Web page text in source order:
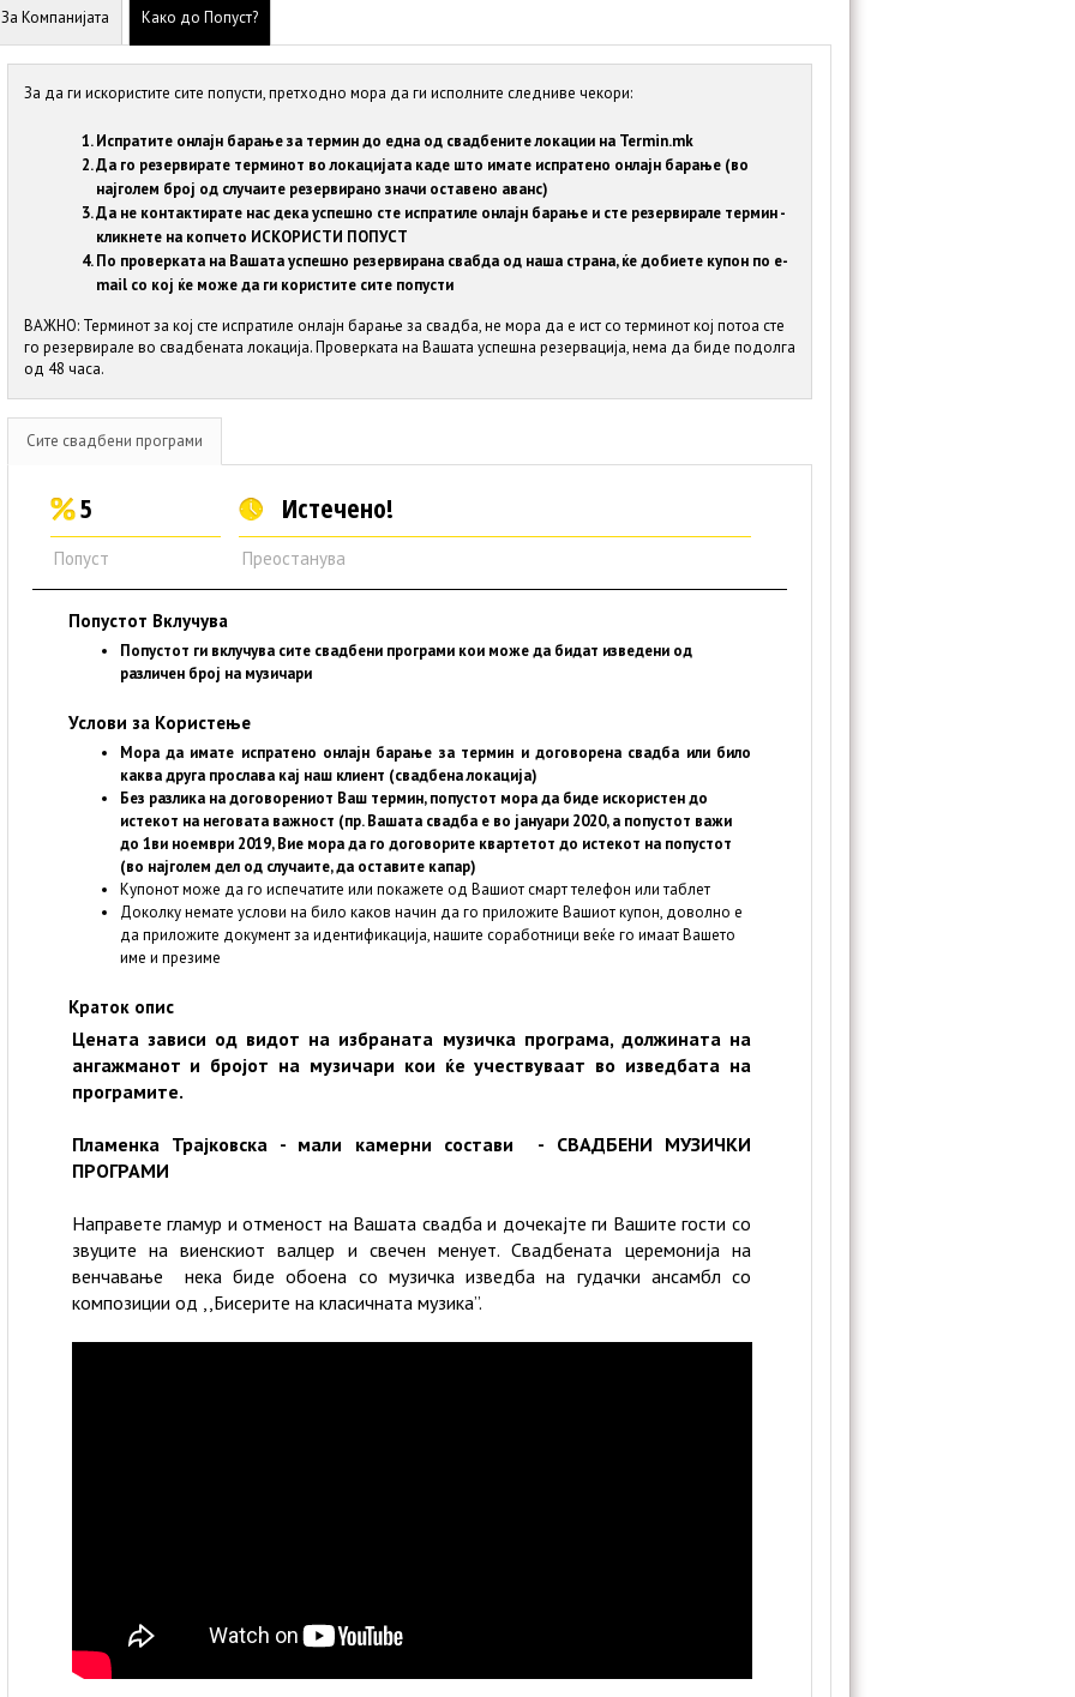
За Компанијата Како до Попуст?
За да ги искористите сите попусти, претходно мора да ги исполните следниве чекори:
Испратите онлајн барање за термин до една од свадбените локации на Termin.mk
Да го резервирате терминот во локацијата каде што имате испратено онлајн барање (во
најголем број од случаите резервирано значи оставено аванс)
Да не контактирате нас дека успешно сте испратиле онлајн барање и сте резервирале термин -
кликнете на копчето ИСКОРИСТИ ПОПУСТ
По проверката на Вашата успешно резервирана свабда од наша страна, ќе добиете купон по е-
mail со кој ќе може да ги користите сите попусти
ВАЖНО: Терминот за кој сте испратиле онлајн барање за свадба, не мора да е ист со терминот кој потоа сте
го резервирале во свадбената локација. Проверката на Вашата успешна резервација, нема да биде подолга
од 48 часа.
Сите свадбени програми
5
Попуст
Истечено!
Преостанува
Попустот Вклучува
Попустот ги вклучува сите свадбени програми кои може да бидат изведени од
различен број на музичари
Услови за Користење
Мора да имате испратено онлајн барање за термин и договорена свадба или било
каква друга прослава кај наш клиент (свадбена локација)
Без разлика на договорениот Ваш термин, попустот мора да биде искористен до
истекот на неговата важност (пр. Вашата свадба е во јануари 2020, а попустот важи
до 1ви ноември 2019, Вие мора да го договорите квартетот до истекот на попустот
(во најголем дел од случаите, да оставите капар)
Купонот може да го испечатите или покажете од Вашиот смарт телефон или таблет
Доколку немате услови на било каков начин да го приложите Вашиот купон, доволно е
да приложите документ за идентификација, нашите соработници веќе го имаат Вашето
име и презиме
Краток опис
Цената зависи од видот на избраната музичка програма, должината на
ангажманот и бројот на музичари кои ќе учествуваат во изведбата на
програмите.
Пламенка Трајковска - мали камерни состави - СВАДБЕНИ МУЗИЧКИ
ПРОГРАМИ
Направете гламур и отменост на Вашата свадба и дочекајте ги Вашите гости со
звуците на виенскиот валцер и свечен менует. Свадбената церемонија на
венчавање нека биде обоена со музичка изведба на гудачки ансамбл со
композиции од ,,Бисерите на класичната музика”.